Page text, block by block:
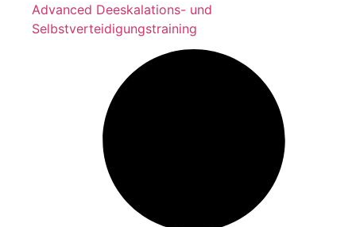
Advanced Deeskalations- und
Selbstverteidigungstraining